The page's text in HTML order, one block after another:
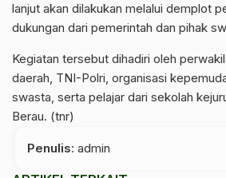
lanjut akan dilakukan melalui demplot
dukungan dari pemerintah dan pihak
Kegiatan tersebut dihadiri oleh
daerah, TNI-Polri, organisasi
swasta, serta pelajar dari sekolah
Berau. (tnr)
Penulis: admin